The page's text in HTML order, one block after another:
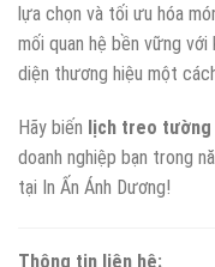
lựa chọn và tối ưu hóa
mối quan hệ bền vững
diện thương hiệu một
Hãy biến lịch treo
doanh nghiệp bạn trong
tại In Ấn Ánh Dương!
Thông tin liên hệ: